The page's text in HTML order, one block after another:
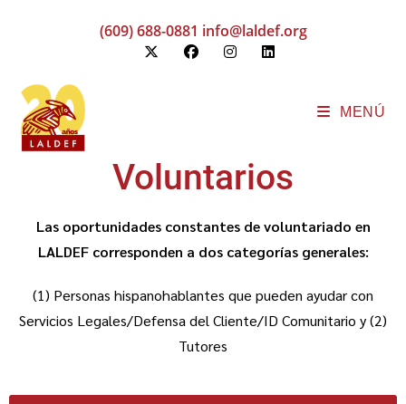
(609) 688-0881 info@laldef.org
MENÚ
Voluntarios
Las oportunidades constantes de voluntariado en
LALDEF corresponden a dos categorías generales:
(1) Personas hispanohablantes que pueden ayudar con
Servicios Legales/Defensa del Cliente/ID Comunitario y (2)
Tutores